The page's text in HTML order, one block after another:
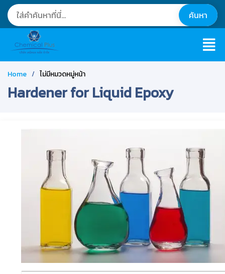
Home ไม่มีหมวดหมู่หน้า
Hardener for Liquid Epoxy